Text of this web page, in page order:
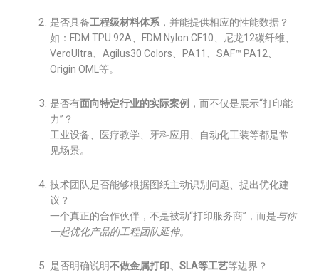
是否具备工程级材料体系 ，并能提供相应的性能数据？
如：FDM TPU 92A、FDM Nylon CF10、尼龙12碳纤维、
VeroUltra、Agilus30 Colors、PA11、SAF™ PA12、
Origin OML等。
是否有面向特定行业的实际案例 ，而不仅是展示“打印能
力”？
工业设备、医疗教学、牙科应用、自动化工装等都是常
见场景。
技术团队是否能够根据图纸主动识别问题、提出优化建
议？
一个真正的合作伙伴，不是被动“打印服务商”，而是与你
一起优化产品的工程团队延伸。
是否明确说明不做金属打印、SLA等工艺等边界？